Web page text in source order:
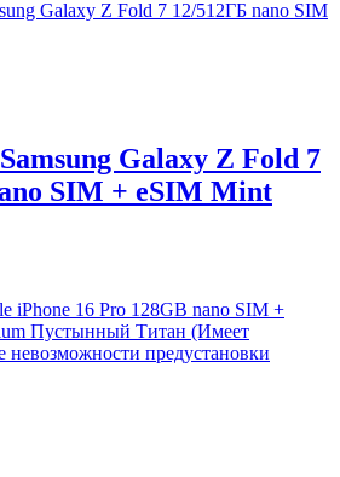
Galaxy Z Fold 7
SIM + eSIM Mint